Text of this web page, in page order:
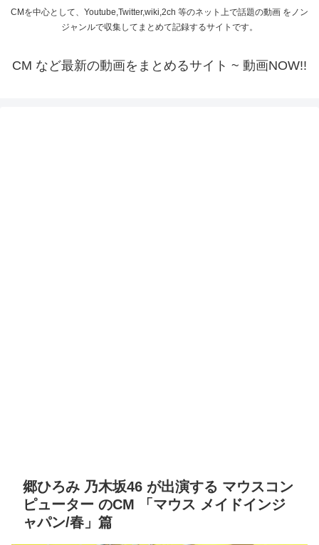
CMを中心として、Youtube,Twitter,wiki,2ch 等のネット上で話題の動画 をノン
ジャンルで収集してまとめて記録するサイトです。
CM など最新の動画をまとめるサイト ~ 動画NOW!!
郷ひろみ 乃木坂46 が出演する マウスコン
ピューター のCM 「マウス メイドインジ
ャパン/春」篇